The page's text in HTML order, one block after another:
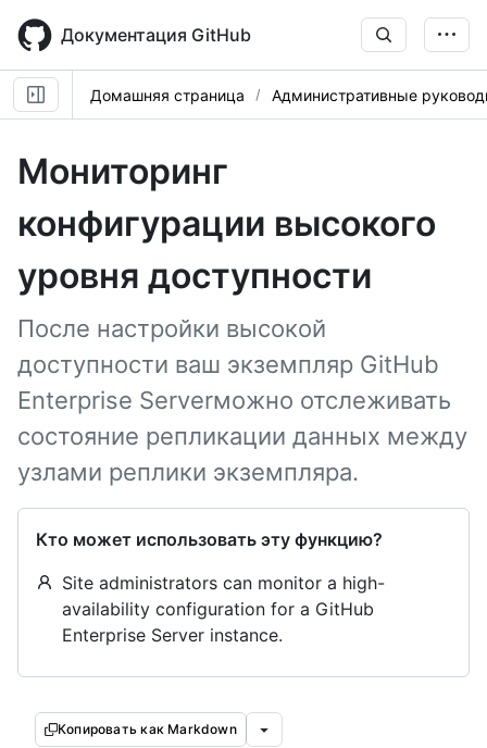
main
content
Документация GitHub
Домашняя страница Административные
Мониторинг
конфигурации высокого
уровня доступности
После настройки высокой
доступности ваш экземпляр GitHub
Enterprise Serverможно отслеживать
состояние репликации данных между
узлами реплики экземпляра.
Кто может использовать эту функцию?
Site administrators can monitor a high-
availability configuration for a GitHub
Enterprise Server instance.
Копировать как Markdown